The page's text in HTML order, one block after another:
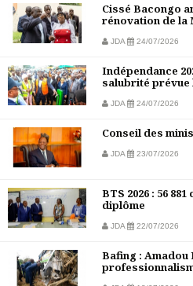
Cissé Bacongo
rénovation de la
JDA 24/07/2026
Indépendance
salubrité prévue
JDA 24/07/2026
Conseil des
JDA 23/07/2026
BTS 2026 : 56
diplôme
JDA 22/07/2026
Bafing : Amadou